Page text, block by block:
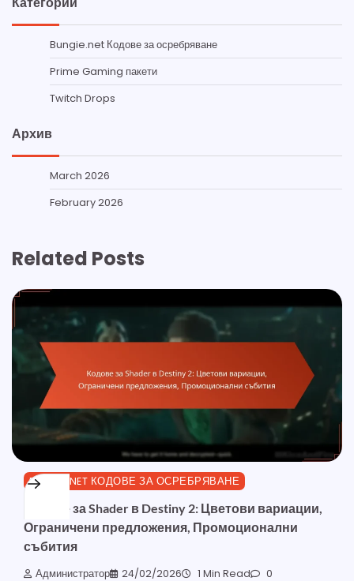
Bungie.net Кодове за осребряване
Prime Gaming пакети
Twitch Drops
Архив
March 2026
February 2026
Related Posts
BUNGIE.NET КОДОВЕ ЗА ОСРЕБРЯВАНЕ
Кодове за Shader в Destiny 2: Цветови вариации,
Ограничени предложения, Промоционални
събития
Администратор 24/02/2026 1 Min Read 0